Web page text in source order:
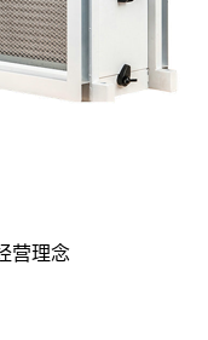
营理念